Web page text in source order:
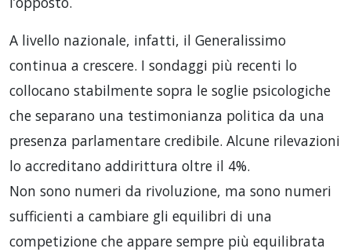
A livello nazionale, infatti, il Generalissimo
continua a crescere. I sondaggi più recenti lo
collocano stabilmente sopra le soglie psicologiche
che separano una testimonianza politica da una
presenza parlamentare credibile. Alcune rilevazioni
lo accreditano addirittura oltre il 4%.
Non sono numeri da rivoluzione, ma sono numeri
sufficienti a cambiare gli equilibri di una
competizione che appare sempre più equilibrata